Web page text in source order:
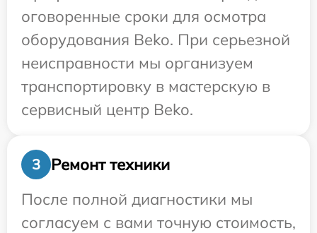
оговоренные сроки для осмотра
оборудования Beko. При серьезной
неисправности мы организуем
транспортировку в мастерскую в
сервисный центр Beko.
3
Ремонт техники
После полной диагностики мы
согласуем с вами точную стоимость,